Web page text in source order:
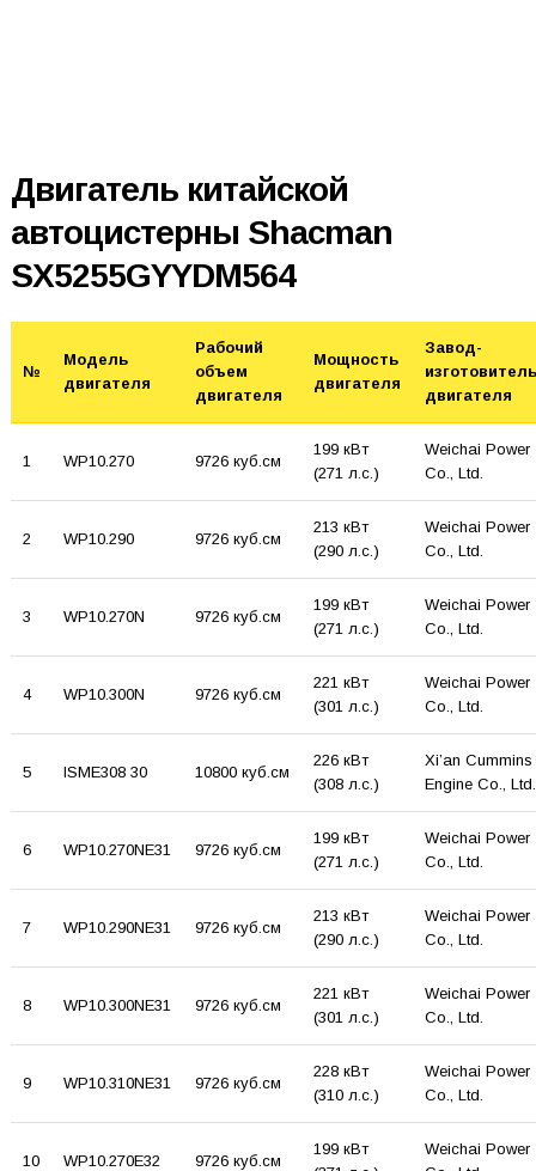
Двигатель китайской
автоцистерны Shacman
SX5255GYYDM564
№
Модель
двигателя
Рабочий
объем
двигателя
Мощность
двигателя
Завод-
изготовитель
двигателя
1 WP10.270 9726 куб.см
199 кВт
(271 л.с.)
Weichai Power
Co., Ltd.
2 WP10.290 9726 куб.см
213 кВт
(290 л.с.)
Weichai Power
Co., Ltd.
3 WP10.270N 9726 куб.см
199 кВт
(271 л.с.)
Weichai Power
Co., Ltd.
4 WP10.300N 9726 куб.см
221 кВт
(301 л.с.)
Weichai Power
Co., Ltd.
5 ISME308 30 10800 куб.см
226 кВт
(308 л.с.)
Xi’an Cummins
Engine Co., Ltd.
6 WP10.270NE31 9726 куб.см
199 кВт
(271 л.с.)
Weichai Power
Co., Ltd.
7 WP10.290NE31 9726 куб.см
213 кВт
(290 л.с.)
Weichai Power
Co., Ltd.
8 WP10.300NE31 9726 куб.см
221 кВт
(301 л.с.)
Weichai Power
Co., Ltd.
9 WP10.310NE31 9726 куб.см
228 кВт
(310 л.с.)
Weichai Power
Co., Ltd.
10 WP10.270E32 9726 куб.см
199 кВт
Weichai Power